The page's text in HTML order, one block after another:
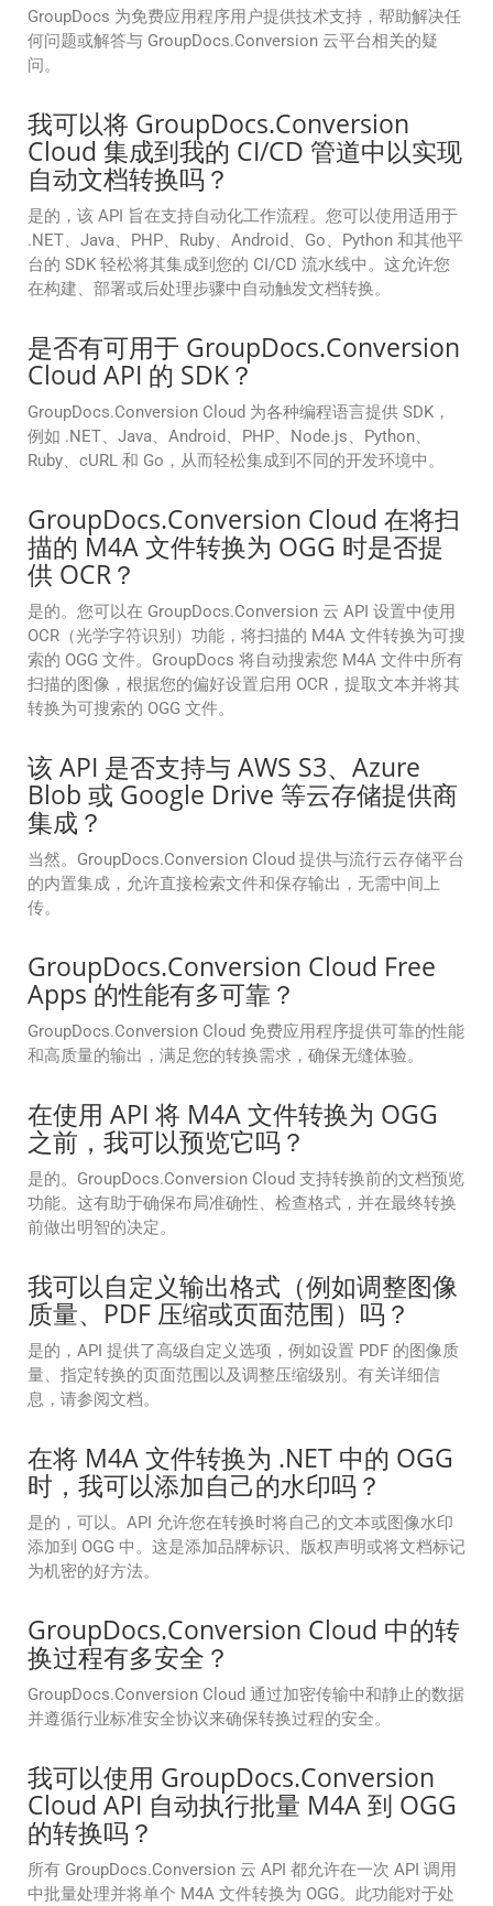
GroupDocs 为免费应用程序用户提供技术支持，帮助解决任
何问题或解答与 GroupDocs.Conversion 云平台相关的疑
问。
我可以将 GroupDocs.Conversion
Cloud 集成到我的 CI/CD 管道中以实现
自动文档转换吗？
是的，该 API 旨在支持自动化工作流程。您可以使用适用于
.NET、Java、PHP、Ruby、Android、Go、Python 和其他平
台的 SDK 轻松将其集成到您的 CI/CD 流水线中。这允许您
在构建、部署或后处理步骤中自动触发文档转换。
是否有可用于 GroupDocs.Conversion
Cloud API 的 SDK？
GroupDocs.Conversion Cloud 为各种编程语言提供 SDK，
例如 .NET、Java、Android、PHP、Node.js、Python、
Ruby、cURL 和 Go，从而轻松集成到不同的开发环境中。
GroupDocs.Conversion Cloud 在将扫
描的 M4A 文件转换为 OGG 时是否提
供 OCR？
是的。您可以在 GroupDocs.Conversion 云 API 设置中使用
OCR（光学字符识别）功能，将扫描的 M4A 文件转换为可搜
索的 OGG 文件。GroupDocs 将自动搜索您 M4A 文件中所有
扫描的图像，根据您的偏好设置启用 OCR，提取文本并将其
转换为可搜索的 OGG 文件。
该 API 是否支持与 AWS S3、Azure
Blob 或 Google Drive 等云存储提供商
集成？
当然。GroupDocs.Conversion Cloud 提供与流行云存储平台
的内置集成，允许直接检索文件和保存输出，无需中间上
传。
GroupDocs.Conversion Cloud Free
Apps 的性能有多可靠？
GroupDocs.Conversion Cloud 免费应用程序提供可靠的性能
和高质量的输出，满足您的转换需求，确保无缝体验。
在使用 API 将 M4A 文件转换为 OGG
之前，我可以预览它吗？
是的。GroupDocs.Conversion Cloud 支持转换前的文档预览
功能。这有助于确保布局准确性、检查格式，并在最终转换
前做出明智的决定。
我可以自定义输出格式（例如调整图像
质量、PDF 压缩或页面范围）吗？
是的，API 提供了高级自定义选项，例如设置 PDF 的图像质
量、指定转换的页面范围以及调整压缩级别。有关详细信
息，请参阅文档。
在将 M4A 文件转换为 .NET 中的 OGG
时，我可以添加自己的水印吗？
是的，可以。API 允许您在转换时将自己的文本或图像水印
添加到 OGG 中。这是添加品牌标识、版权声明或将文档标记
为机密的好方法。
GroupDocs.Conversion Cloud 中的转
换过程有多安全？
GroupDocs.Conversion Cloud 通过加密传输中和静止的数据
并遵循行业标准安全协议来确保转换过程的安全。
我可以使用 GroupDocs.Conversion
Cloud API 自动执行批量 M4A 到 OGG
的转换吗？
所有 GroupDocs.Conversion 云 API 都允许在一次 API 调用
中批量处理并将单个 M4A 文件转换为 OGG。此功能对于处